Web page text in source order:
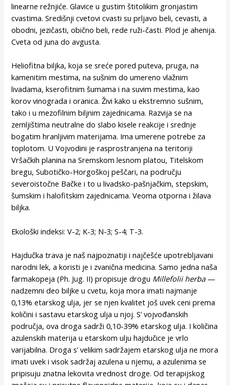
linearne režnjiće. Glavice u gustim štitolikim gronjastim
cvastima. Središnji cvetovi cvasti su prljavo beli, cevasti, a
obodni, jezičasti, obično beli, rede ruži-časti. Plod je ahenija.
Cveta od juna do avgusta.
Heliofitna biljka, koja se sreće pored puteva, pruga, na
kamenitim mestima, na sušnim do umereno vlažnim
livadama, kserofitnim šumama i na suvim mestima, kao
korov vinograda i oranica. Živi kako u ekstremno sušnim,
tako i u mezofilnim biljnim zajednicama. Razvija se na
zemljištima neutralne do slabo kisele reakcije i srednje
bogatim hranljivim materijama. Ima umerene potrebe za
toplotom. U Vojvodini je rasprostranjena na teritoriji
Vršačkih planina na Sremskom lesnom platou, Titelskom
bregu, Subotičko-Horgoškoj peščari, na području
severoistočne Bačke i to u livadsko-pašnjačkim, stepskim,
šumskim i halofitskim zajednicama. Veoma otporna i žilava
biljka.
Ekološki indeksi: V-2; K-3; N-3; S-4; T-3.
Hajdučka trava je naš najpoznatiji i najčešće upotrebljavani
narodni lek, a koristi je i zvanična medicina. Samo jedna naša
farmakopeja (Ph. Jug. II) propisuje drogu Millefolii herba—
nadzemni deo biljke u cvetu, koja mora imati najmanje
0,13% etarskog ulja, jer se njen kvalitet još uvek ceni prema
količini i sastavu etarskog ulja u njoj. S’ vojvođanskih
područja, ova droga sadrži 0,10-39% etarskog ulja. I količina
azulenskih materija u etarskom ulju hajdučice je vrlo
varijabilna. Droga s’ velikim sadržajem etarskog ulja ne mora
imati uvek i visok sadržaj azulena u njemu, a azulenima se
pripisuju znatna lekovita vrednost droge. Od terapijskog